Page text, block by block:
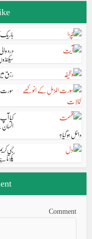
باریک
درد
رزق
سورت
کیا
داخل ہو گیا؟
نبی
پکڑتا
Comment